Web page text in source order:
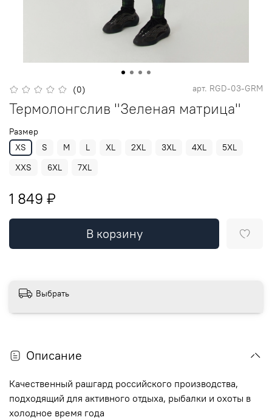
(0) арт. RGD-03-GRM
Термолонгслив "Зеленая матрица"
Размер
XS
S M L XL 2XL 3XL 4XL
5XL
XXS
6XL 7XL
1 849 ₽
В корзину
Выбрать
Описание
Качественный рашгард российского производства,
подходящий для активного отдыха, рыбалки и охоты в
холодное время года